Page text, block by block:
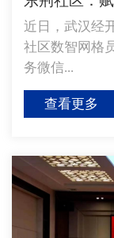
近日，武汉经
社区数智网格
务微信...
查看更多